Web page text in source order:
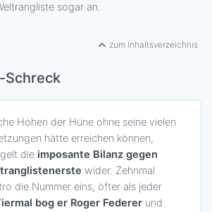
sogar an.
zum Inhaltsverzeichnis
Schreck
Höhen der Hüne ohne seine vielen
hätte erreichen können,
die imposante Bilanz gegen
wider. Zehnmal
die Nummer eins, öfter als jeder
bog er Roger Federer und